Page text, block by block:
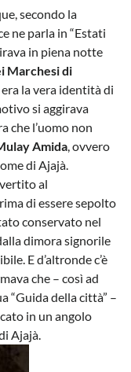
secondo la
ne parla in “Estati
in piena notte
Marchesi di
la vera identità di
si aggirava
che l’uomo non
Amida, ovvero
di Ajajà.
al
di essere sepolto
conservato nel
dimora signorile
E d’altronde c’è
che – così ad
“Guida della città” –
in un angolo
Ajajà.